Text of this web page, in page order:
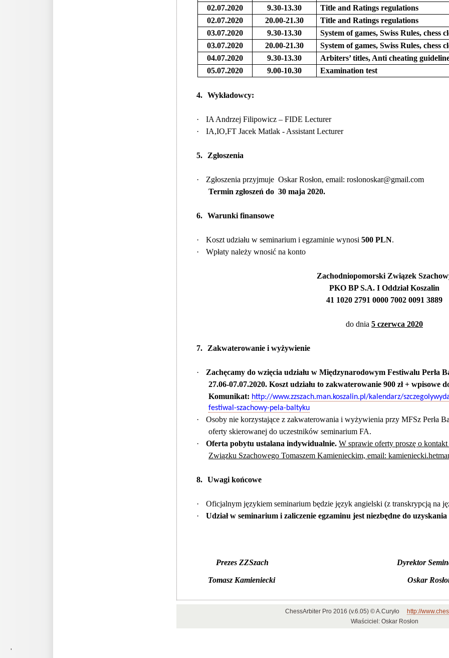
02.07.2020
9.30-13.30
Title and Ratings regulations
02.07.2020
20.00-21.30
Title and Ratings regulations
03.07.2020
9.30-13.30
System of games, Swiss Rules, chess
03.07.2020
20.00-21.30
System of games, Swiss Rules, chess
04.07.2020
9.30-13.30
Arbiters’ titles, Anti cheating
05.07.2020
9.00-10.30 Examination test
4. Wykładowcy:
·
IA Andrzej Filipowicz – FIDE Lecturer
·
IA,IO,FT Jacek Matlak - Assistant Lecturer
5. Zgłoszenia
· Zgłoszenia przyjmuje Oskar Rosłon, email: roslonoskar@gmail.com
Termin zgłoszeń do 30 maja 2020.
6. Warunki finansowe
· Koszt udziału w seminarium i egzaminie wynosi 500 PLN.
·
Wpłaty należy wnosić na konto
Zachodniopomorski Związek
PKO BP S.A. I Oddział Koszalin
41 1020 2791 0000 7002 0091 3889
do dnia 5 czerwca 2020
7. Zakwaterowanie i wyżywienie
·
Zachęcamy do wzięcia udziału w Międzynarodowym Festiwalu Perła
27.06-07.07.2020. Koszt udziału to zakwaterowanie 900 zł + wpisowe
Komunikat: http://www.zzszach.man.koszalin.pl/kalendarz/
festiwal-szachowy-pela-baltyku
·
Osoby nie korzystające z zakwaterowania i wyżywienia przy MFSz Perła
oferty skierowanej do uczestników seminarium FA.
·
Oferta pobytu ustalana indywidualnie. W sprawie oferty proszę o
Związku Szachowego Tomaszem Kamienieckim, email:
8. Uwagi końcowe
·
Oficjalnym językiem seminarium będzie język angielski (z transkrypcją na
·
Udział w seminarium i zaliczenie egzaminu jest niezbędne do
Prezes ZZSzach Dyrektor
Tomasz Kamieniecki Oskar
ChessArbiter Pro 2016 (v.6.05) © A.Curyło
http://
Właściciel: Oskar Rosłon
'